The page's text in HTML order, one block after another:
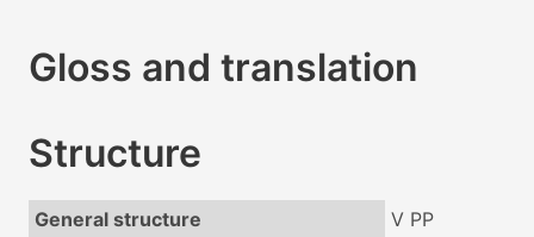
Gloss and translation
Structure
General structure
V PP